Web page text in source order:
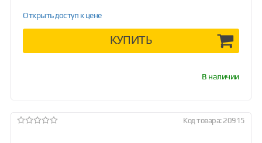
Открыть доступ к цене
КУПИТЬ
В наличии
Код товара: 20915